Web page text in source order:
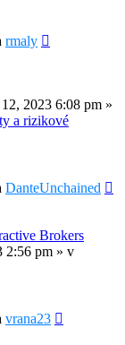
rmaly
2023 6:08 pm »
a rizikové
DanteUnchained
Brokers
2:56 pm » v
vrana23